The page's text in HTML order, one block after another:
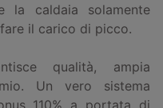
la caldaia solamente
il carico di picco.
qualità, ampia
Un vero sistema
110% a portata di